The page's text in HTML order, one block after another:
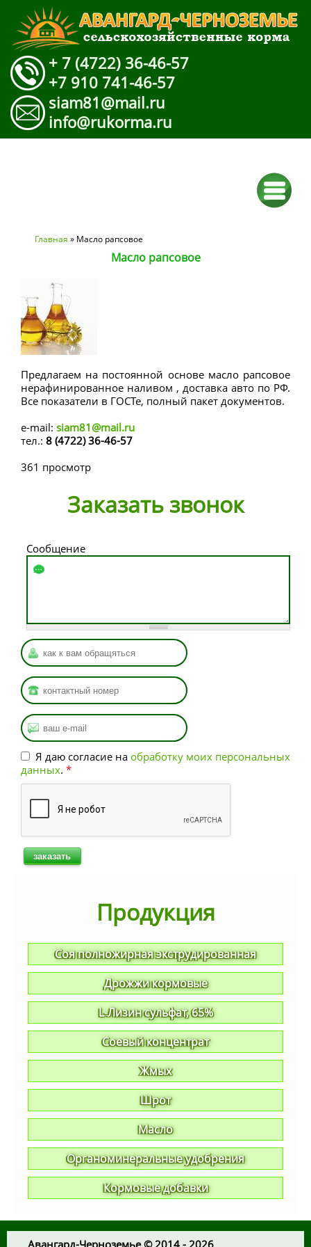
+ 7 (4722) 36-46-57
+7 910 741-46-57
siam81@mail.ru
info@rukorma.ru
Вы здесь
Главная » Масло рапсовое
Масло рапсовое
Предлагаем на постоянной основе масло рапсовое
нерафинированное наливом , доставка авто по РФ.
Все показатели в ГОСТе, полный пакет документов.
e-mail: siam81@mail.ru
тел.: 8 (4722) 36-46-57
361 просмотр
Заказать звонок
Сообщение
Имя*
Ваш номер*
Ваша почта*
Я даю согласие на обработку моих персональных
данных. *
Продукция
Соя полножирная экструдированная
Дрожжи кормовые
L-Лизин сульфат, 65%
Соевый концентрат
Жмых
Шрот
Масло
Органоминеральные удобрения
Кормовые добавки
Авангард-Черноземье © 2014 - 2026